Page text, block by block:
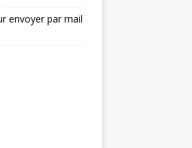
envoyer par mail